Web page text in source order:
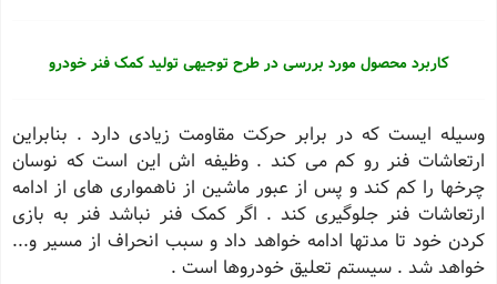
کاربرد محصول مورد بررسی در طرح توجیهی تولید کمک فنر خودرو
وسیله ایست که در برابر حرکت مقاومت زیادی دارد . بنابراین
ارتعاشات فنر رو کم می کند . وظیفه اش این است که نوسان
چرخها را کم کند و پس از عبور ماشین از ناهمواری های از ادامه
ارتعاشات فنر جلوگیری کند . اگر کمک فنر نباشد فنر به بازی
کردن خود تا مدتها ادامه خواهد داد و سبب انحراف از مسیر و...
خواهد شد . سیستم تعلیق خودروها است .